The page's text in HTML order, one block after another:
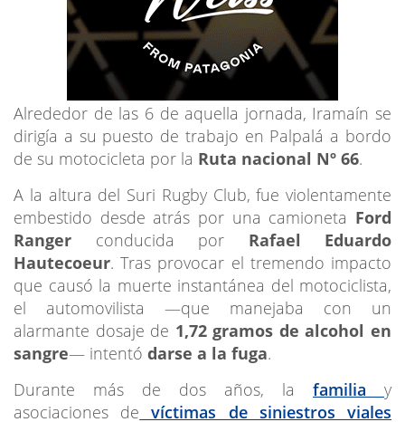
Alrededor de las 6 de aquella jornada, Iramaín se
dirigía a su puesto de trabajo en Palpalá a bordo
de su motocicleta por la Ruta nacional Nº 66.
A la altura del Suri Rugby Club, fue violentamente
embestido desde atrás por una camioneta Ford
Ranger conducida por Rafael Eduardo
Hautecoeur. Tras provocar el tremendo impacto
que causó la muerte instantánea del motociclista,
el automovilista —que manejaba con un
alarmante dosaje de 1,72 gramos de alcohol en
sangre— intentó darse a la fuga.
Durante más de dos años, la familia y
asociaciones de víctimas de siniestros viales